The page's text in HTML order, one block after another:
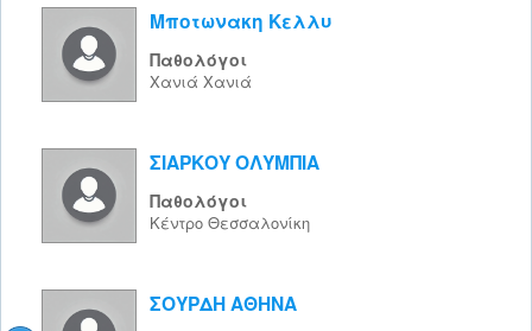
Μποτωνακη Κελλυ
Παθολόγοι
Χανιά Χανιά
ΣΙΑΡΚΟΥ ΟΛΥΜΠΙΑ
Παθολόγοι
Κέντρο Θεσσαλονίκη
ΣΟΥΡΔΗ ΑΘΗΝΑ